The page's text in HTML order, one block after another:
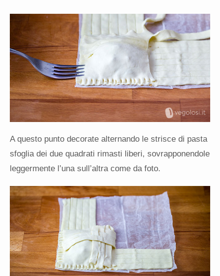
A questo punto decorate alternando le strisce di pasta
sfoglia dei due quadrati rimasti liberi, sovrapponendole
leggermente l’una sull’altra come da foto.